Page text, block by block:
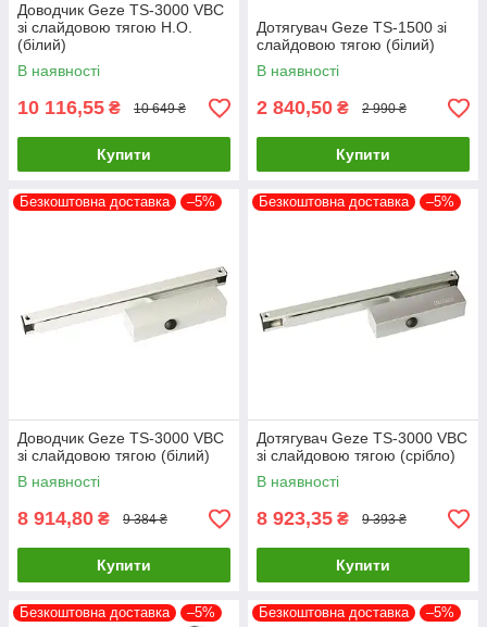
Доводчик Geze TS-3000 VBC
зі слайдовою тягою H.O.
(білий)
В наявності
10 116,55 ₴ 10 649 ₴
Купити
Дотягувач Geze TS-1500 зі
слайдовою тягою (білий)
В наявності
2 840,50 ₴ 2 990 ₴
Купити
Безкоштовна доставка –5%
Доводчик Geze TS-3000 VBC
зі слайдовою тягою (білий)
В наявності
8 914,80 ₴ 9 384 ₴
Купити
Безкоштовна доставка –5%
Дотягувач Geze TS-3000 VBC
зі слайдовою тягою (срібло)
В наявності
8 923,35 ₴ 9 393 ₴
Купити
Безкоштовна доставка –5% Безкоштовна доставка –5%